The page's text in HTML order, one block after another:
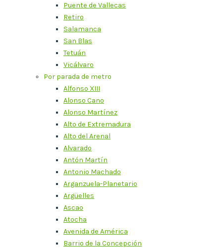
Puente de Vallecas
Retiro
Salamanca
San Blas
Tetuán
Vicálvaro
Por parada de metro
Alfonso XIII
Alonso Cano
Alonso Martínez
Alto de Extremadura
Alto del Arenal
Alvarado
Antón Martín
Antonio Machado
Arganzuela-Planetario
Argüelles
Ascao
Atocha
Avenida de América
Barrio de la Concepción